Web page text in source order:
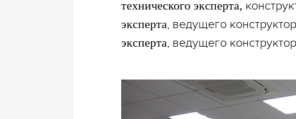
технического эксперта,
эксперта, ведущего
эксперта, ведущего